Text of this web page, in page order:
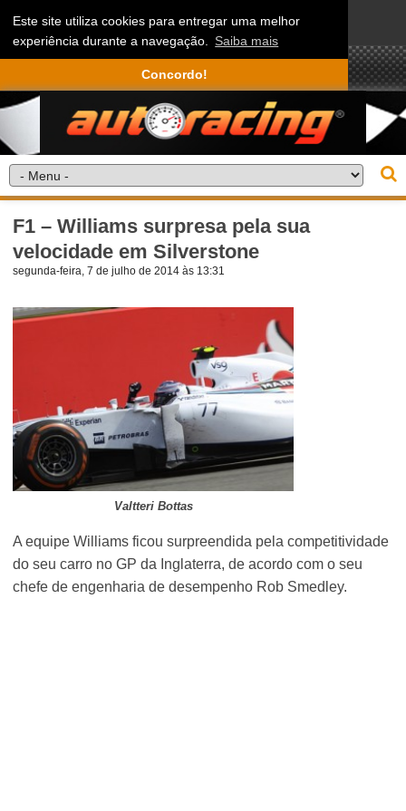
Este site utiliza cookies para entregar uma melhor
experiência durante a navegação. Saiba mais
Concordo!
F1 – Williams surpresa pela sua
velocidade em Silverstone
segunda-feira, 7 de julho de 2014 às 13:31
Valtteri Bottas
A equipe Williams ficou surpreendida pela competitividade
do seu carro no GP da Inglaterra, de acordo com o seu
chefe de engenharia de desempenho Rob Smedley.